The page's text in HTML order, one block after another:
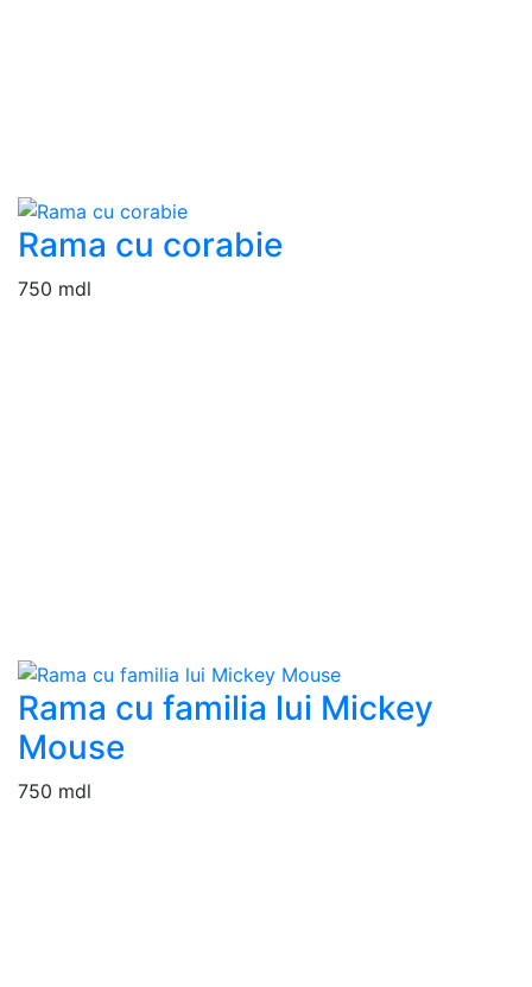
Rama cu corabie
750 mdl
Rama cu familia lui Mickey
Mouse
750 mdl